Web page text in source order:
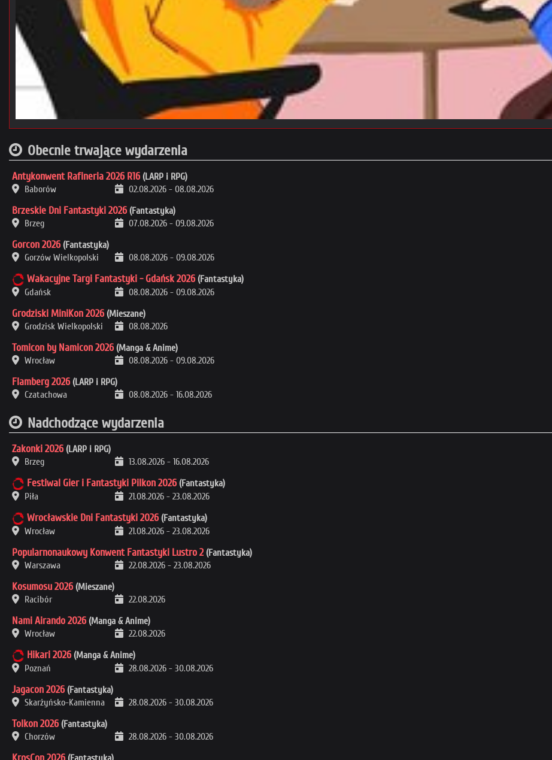
Obecnie trwające wydarzenia
Antykonwent Rafineria 2026 R16 (LARP i RPG)
Baborów
02.08.2026 - 08.08.2026
Brzeskie Dni Fantastyki 2026 (Fantastyka)
Brzeg
07.08.2026 - 09.08.2026
Gorcon 2026 (Fantastyka)
Gorzów Wielkopolski
08.08.2026 - 09.08.2026
Wakacyjne Targi Fantastyki - Gdańsk 2026 (Fantastyka)
Gdańsk
08.08.2026 - 09.08.2026
Grodziski MiniKon 2026 (Mieszane)
Grodzisk Wielkopolski
08.08.2026
Tomicon by Namicon 2026 (Manga & Anime)
Wrocław
08.08.2026 - 09.08.2026
Flamberg 2026 (LARP i RPG)
Czatachowa
08.08.2026 - 16.08.2026
Nadchodzące wydarzenia
Zakonki 2026 (LARP i RPG)
Brzeg
13.08.2026 - 16.08.2026
Festiwal Gier i Fantastyki Pilkon 2026 (Fantastyka)
Piła
21.08.2026 - 23.08.2026
Wrocławskie Dni Fantastyki 2026 (Fantastyka)
Wrocław
21.08.2026 - 23.08.2026
Popularnonaukowy Konwent Fantastyki Lustro 2 (Fantastyka)
Warszawa
22.08.2026 - 23.08.2026
Kosumosu 2026 (Mieszane)
Racibór
22.08.2026
Nami Airando 2026 (Manga & Anime)
Wrocław
22.08.2026
Hikari 2026 (Manga & Anime)
Poznań
28.08.2026 - 30.08.2026
Jagacon 2026 (Fantastyka)
Skarżyńsko-Kamienna
28.08.2026 - 30.08.2026
Tolkon 2026 (Fantastyka)
Chorzów
28.08.2026 - 30.08.2026